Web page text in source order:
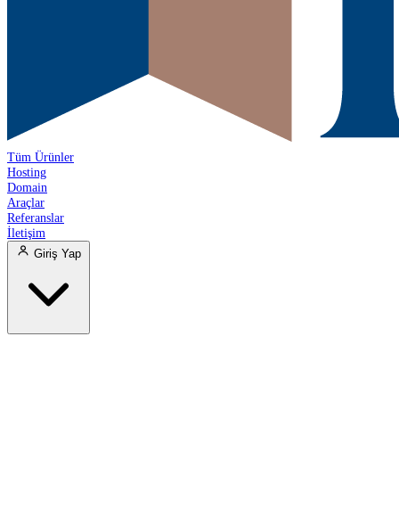
Tüm Ürünler
Hosting
Domain
Araçlar
Referanslar
İletişim
Giriş Yap